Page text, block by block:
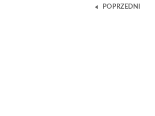
POPRZEDNI